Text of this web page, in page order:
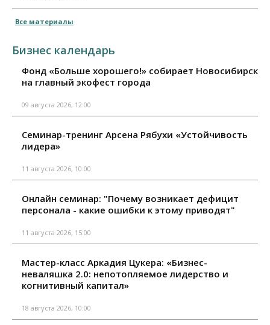
Все материалы
Бизнес календарь
Фонд «Больше хорошего!» собирает Новосибирск
на главный экофест города
09 августа 2026, 12:00
Семинар-тренинг Арсена Рябухи «Устойчивость
лидера»
11 августа 2026, 10:00
Онлайн семинар: "Почему возникает дефицит
персонала - какие ошибки к этому приводят"
11 августа 2026, 15:00
Мастер-класс Аркадия Цукера: «Бизнес-
неваляшка 2.0: непотопляемое лидерство и
когнитивный капитал»
18 августа 2026, 10:00